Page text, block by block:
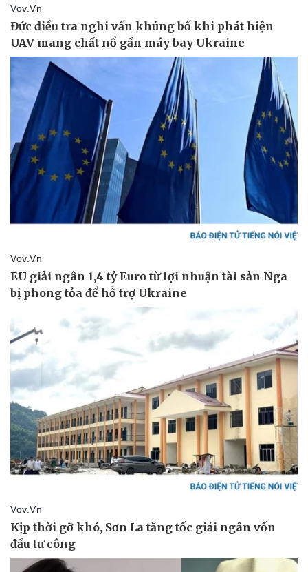
Cây thuốc
Sản phụ khoa
Nam khoa
Làm đẹp - giảm cân
Phòng mạch online
Ăn sạch sống khỏe
Tình yêu - Gia đình
Văn hóa